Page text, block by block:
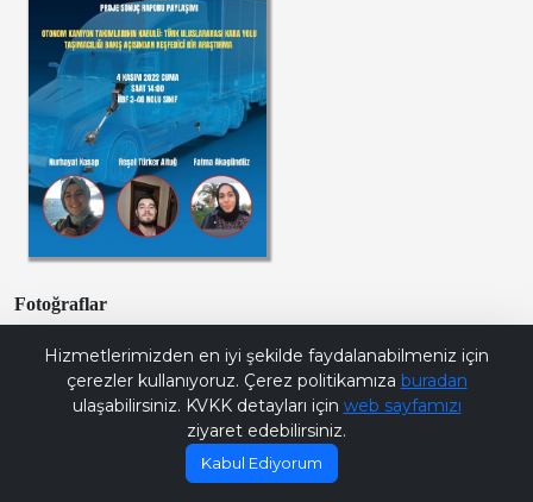
Fotoğraflar
Hizmetlerimizden en iyi şekilde faydalanabilmeniz için
çerezler kullanıyoruz. Çerez politikamıza buradan
ulaşabilirsiniz. KVKK detayları için web sayfamızı
ziyaret edebilirsiniz.
Kabul Ediyorum
Bana Soru Sor | Ask Me